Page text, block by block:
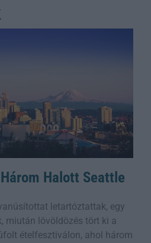
Halott Seattle
letartóztattak, egy
miután lövöldözés tört ki a
ételfesztiválon, ahol három